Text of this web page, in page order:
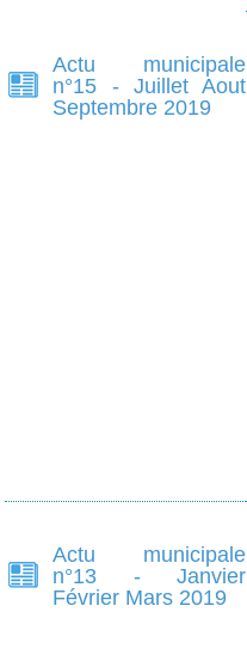
Actu municipale
n°15 - Juillet Aout
Septembre 2019
Actu municipale
n°13 - Janvier
Février Mars 2019